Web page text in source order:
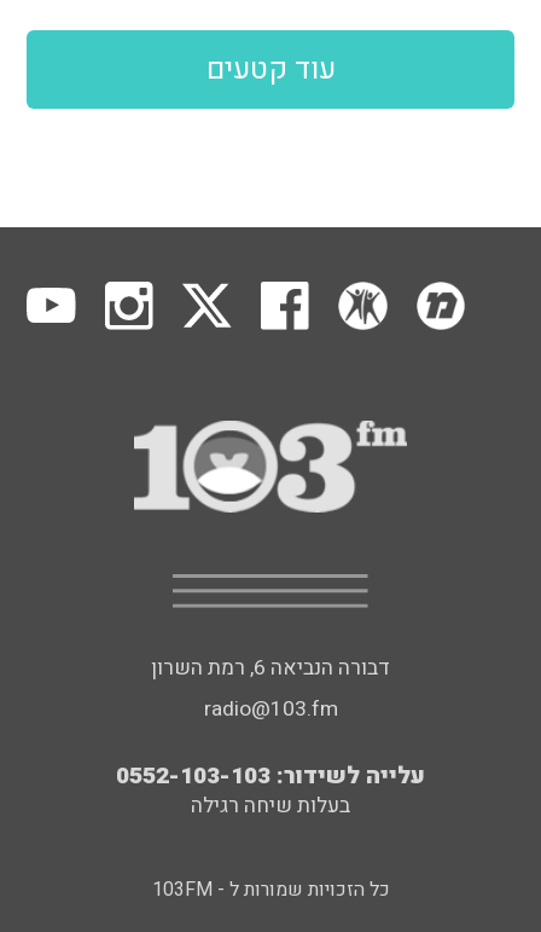
עוד קטעים
דבורה הנביאה 6, רמת השרון
radio@103.fm
עלייה לשידור: 0552-103-103
בעלות שיחה רגילה
כל הזכויות שמורות ל - 103FM